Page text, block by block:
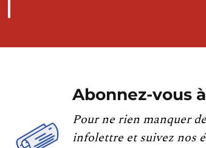
Abonnez-vous
Pour ne rien manquer
infolettre et suivez nos